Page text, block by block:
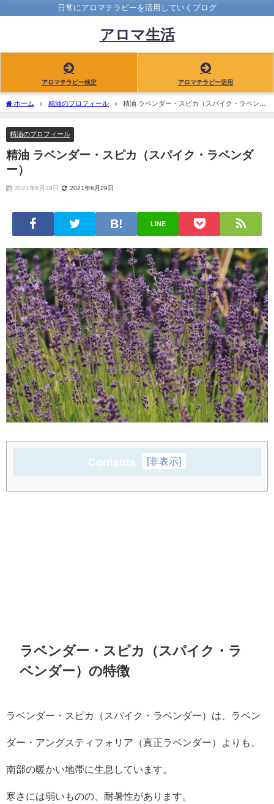
日常にアロマテラピーを活用していくブログ
アロマ生活
アロマテラピー検定 アロマテラピー活用
ホーム 精油のプロフィール
精油 ラベンダー・スピカ（スパイク・ラベンダ
ー）
精油のプロフィール
精油 ラベンダー・スピカ（スパイク・ラベンダ
ー）
2021年6月29日 2021年6月29日
LINE
Contents [非表示]
ラベンダー・スピカ（スパイク・ラ
ベンダー）の特徴
ラベンダー・スピカ（スパイク・ラベンダー）は、ラベン
ダー・アングスティフォリア（真正ラベンダー）よりも、
南部の暖かい地帯に生息しています。
寒さには弱いものの、耐暑性があります。